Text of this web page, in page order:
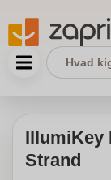
IllumiKey
Strand